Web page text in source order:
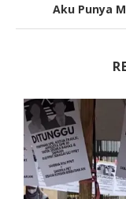
Aku Punya